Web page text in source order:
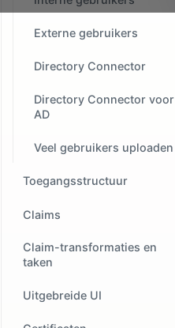
Externe gebruikers
Directory Connector
Directory Connector voor
AD
Veel gebruikers uploaden
Toegangsstructuur
Claims
Claim-transformaties en
taken
Uitgebreide UI